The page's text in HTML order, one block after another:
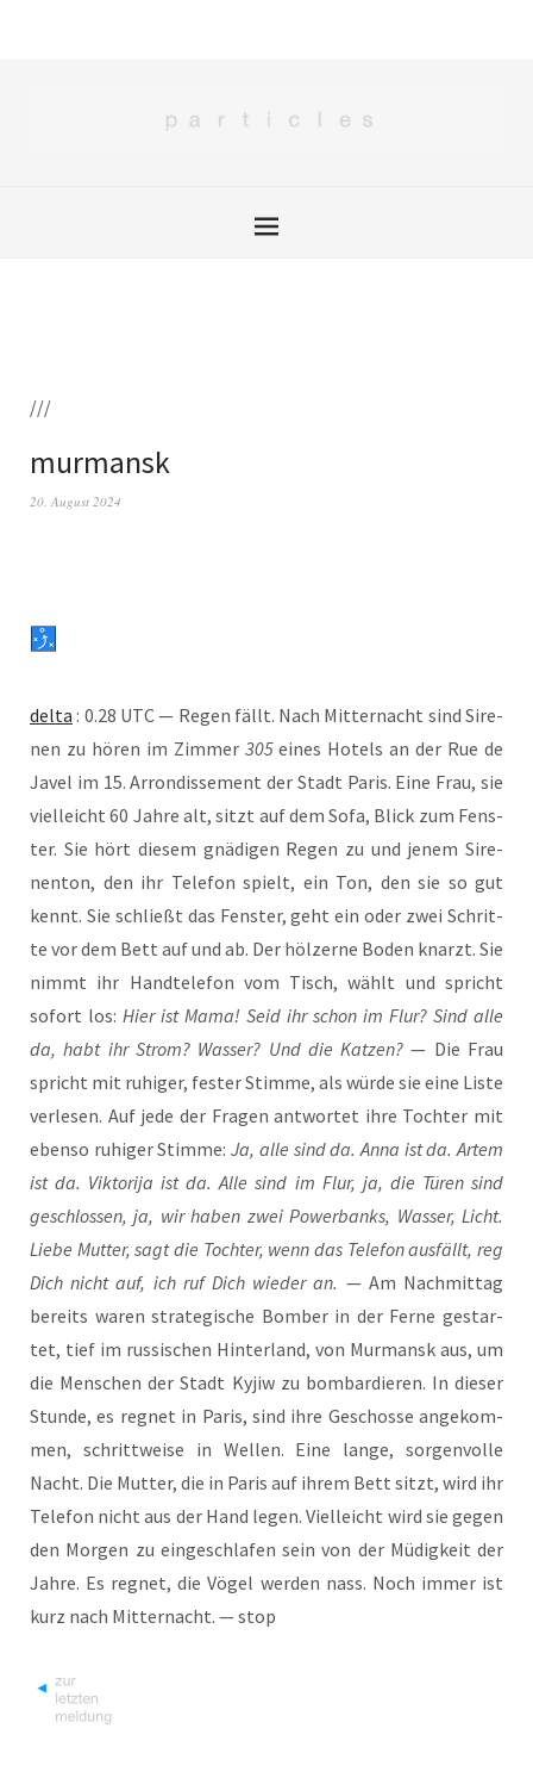
///
murmansk
20. August 2024
del­ta : 0.28 UTC — Regen fällt. Nach Mit­ter­nacht sind Sire­
nen zu hören im Zim­mer 305eines Hotels an der Rue de
Javel im 15. Arron­dis­se­ment der Stadt Paris. Eine Frau, sie
viel­leicht 60 Jah­re alt, sitzt auf dem Sofa, Blick zum Fens­
ter. Sie hört die­sem gnä­di­gen Regen zu und jenem Sire­
nen­ton, den ihr Tele­fon spielt, ein Ton, den sie so gut
kennt. Sie schließt das Fens­ter, geht ein oder zwei Schrit­
te vor dem Bett auf und ab. Der höl­zer­ne Boden knarzt. Sie
nimmt ihr Hand­te­le­fon vom Tisch, wählt und spricht
sofort los: Hier ist Mama! Seid ihr schon im Flur? Sind alle
da, habt ihr Strom? Was­ser? Und die Kat­zen? — Die Frau
spricht mit ruhi­ger, fes­ter Stim­me, als wür­de sie eine Lis­te
ver­le­sen. Auf jede der Fra­gen ant­wor­tet ihre Toch­ter mit
eben­so ruhi­ger Stim­me:Ja, alle sind da. Anna ist da. Artem
ist da. Vik­to­ri­ja ist da. Alle sind im Flur, ja, die Türen sind
geschlos­sen, ja, wir haben zwei Power­banks, Was­ser, Licht.
Lie­be Mut­ter, sagt die Toch­ter, wenn das Tele­fon aus­fällt, reg
Dich nicht auf, ich ruf Dich wie­der an. — Am Nach­mit­tag
bereits waren stra­te­gi­sche Bom­ber in der Fer­ne gestar­
tet, tief im rus­si­schen Hin­ter­land, von Mur­mansk aus, um
die Men­schen der Stadt Kyjiw zu bom­bar­die­ren. In die­ser
Stun­de, es reg­net in Paris, sind ihre Geschos­se ange­kom­
men, schritt­wei­se in Wel­len. Eine lan­ge, sor­gen­vol­le
Nacht. Die Mut­ter, die in Paris auf ihrem Bett sitzt, wird ihr
Tele­fon nicht aus der Hand legen. Viel­leicht wird sie gegen
den Mor­gen zu ein­ge­schla­fen sein von der Müdig­keit der
Jah­re. Es reg­net, die Vögel wer­den nass. Noch immer ist
kurz nach Mit­ter­nacht. — stop